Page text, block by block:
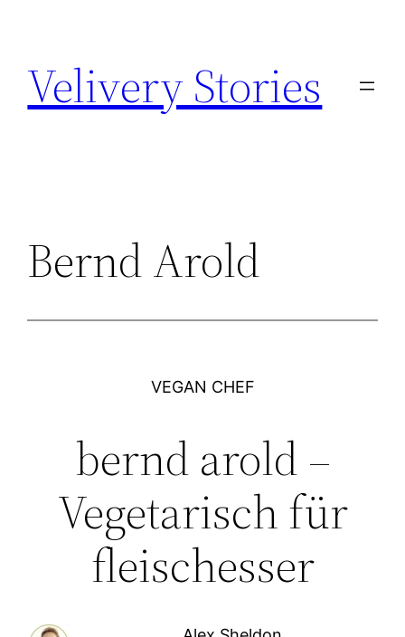
springen
Velivery Stories
Bernd Arold
VEGAN CHEF
bernd arold –
Vegetarisch für
fleischesser